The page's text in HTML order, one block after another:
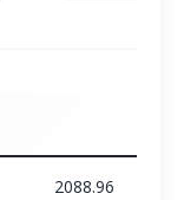
2088.96